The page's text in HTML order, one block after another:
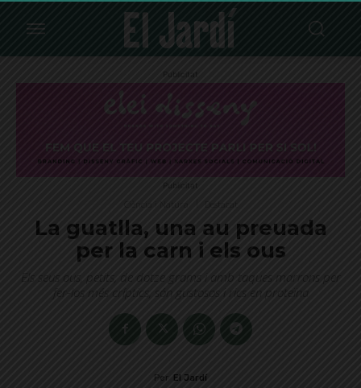
Publicitat
Publicitat
La guatlla, una au preuada
per la carn i els ous
Els seus ous, petits, de dotze grams i amb taques marrons per
fer-los més críptics, són gustosos i rics en proteïna
Per El Jardí